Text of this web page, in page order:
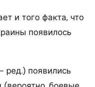
и того факта, что
появилось
ред.) появились